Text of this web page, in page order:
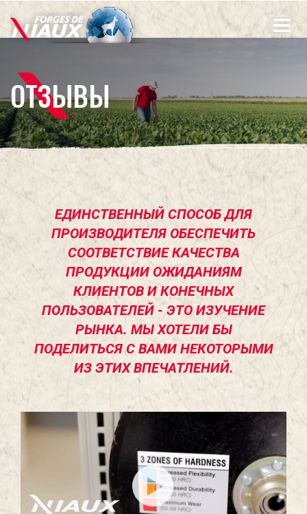
основному
ОТЗЫВЫ
ЕДИНСТВЕННЫЙ СПОСОБ ДЛЯ
ПРОИЗВОДИТЕЛЯ ОБЕСПЕЧИТЬ
СООТВЕТСТВИЕ КАЧЕСТВА
ПРОДУКЦИИ ОЖИДАНИЯМ
КЛИЕНТОВ И КОНЕЧНЫХ
ПОЛЬЗОВАТЕЛЕЙ - ЭТО ИЗУЧЕНИЕ
РЫНКА. МЫ ХОТЕЛИ БЫ
ПОДЕЛИТЬСЯ С ВАМИ НЕКОТОРЫМИ
ИЗ ЭТИХ ВПЕЧАТЛЕНИЙ.